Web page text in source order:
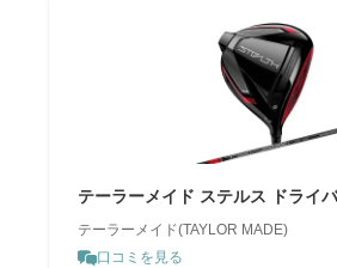
テーラーメイド ステルス ドライ
テーラーメイド(TAYLOR MADE)
口コミを見る